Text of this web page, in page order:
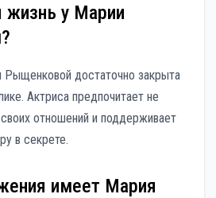
жизнь у Марии
Рыщенковой достаточно закрыта
Актриса предпочитает не
отношений и поддерживает
в секрете.
имеет Мария